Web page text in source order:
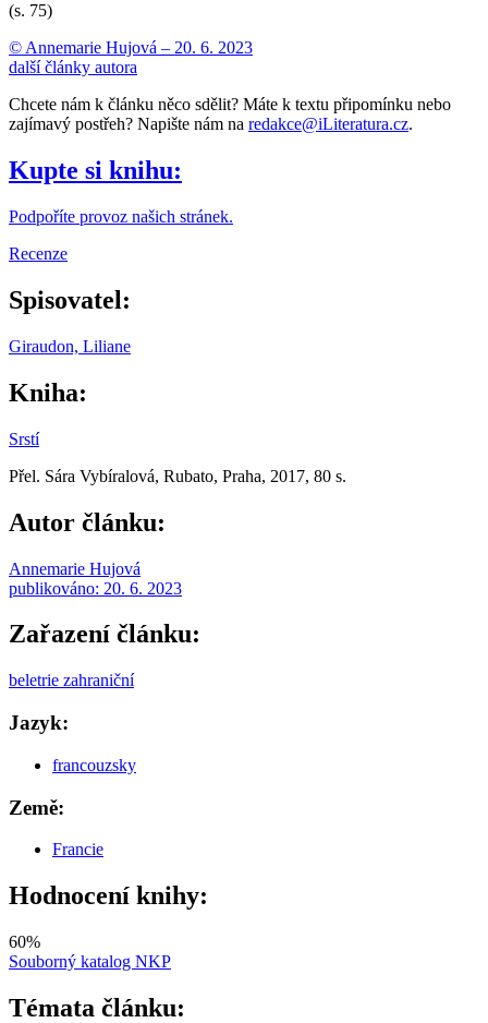
(s. 75)
© Annemarie Hujová – 20. 6. 2023
další články autora
Chcete nám k článku něco sdělit? Máte k textu připomínku nebo
zajímavý postřeh? Napište nám na redakce@iLiteratura.cz.
Kupte si knihu:
Podpoříte provoz našich stránek.
Recenze
Spisovatel:
Giraudon, Liliane
Kniha:
Srstí
Přel. Sára Vybíralová, Rubato, Praha, 2017, 80 s.
Autor článku:
Annemarie Hujová
publikováno: 20. 6. 2023
Zařazení článku:
beletrie zahraniční
Jazyk:
francouzsky
Země:
Francie
Hodnocení knihy:
60%
Souborný katalog NKP
Témata článku: